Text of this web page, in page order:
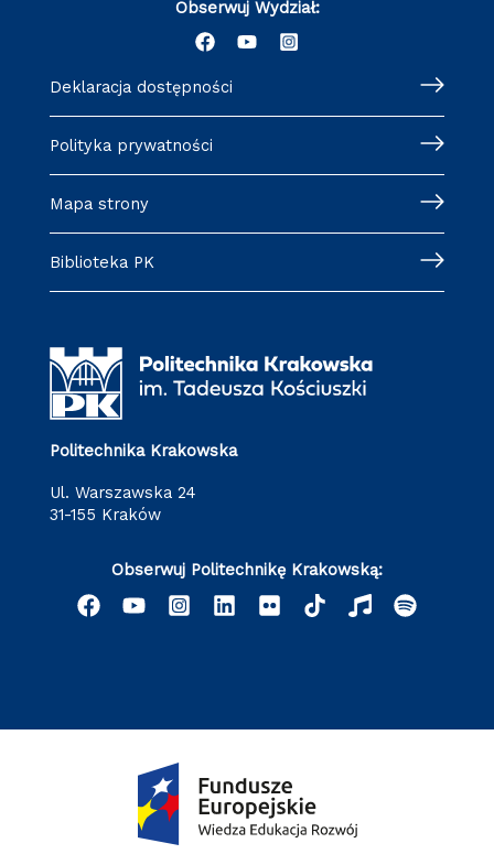
Obserwuj Wydział:
Deklaracja dostępności
Polityka prywatności
Mapa strony
Biblioteka PK
Politechnika Krakowska
ul. Warszawska 24
31-155 Kraków
Obserwuj Politechnikę Krakowską: